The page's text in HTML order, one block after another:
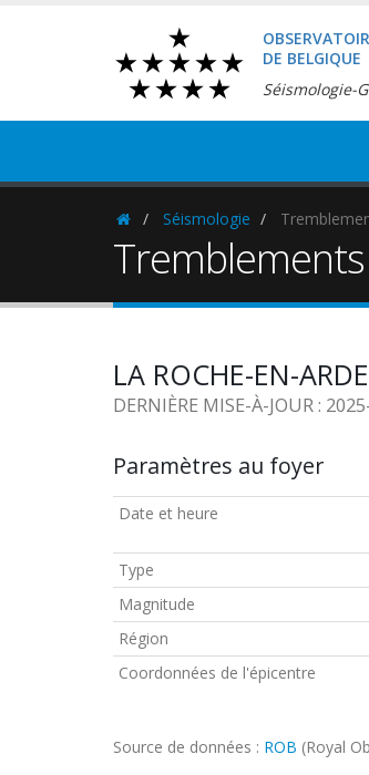
DE BELGIQUE
Séismologie-
HomepageSéismologie
LA ROCHE-EN-
DERNIÈRE MISE-À-JOUR :
Paramètres au foyer
Date et heure
Type
Magnitude
Région
Coordonnées de l'épicentre
Source de données : ROB (Royal